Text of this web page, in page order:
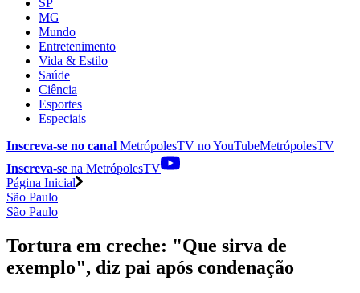
MG
Mundo
Entretenimento
Vida & Estilo
Saúde
Ciência
Esportes
Especiais
Inscreva-se no canal MetrópolesTV noYouTubeMetrópolesTV
Inscreva-se na MetrópolesTV
Página Inicial
São Paulo
São Paulo
Tortura em creche: "Que sirva de
exemplo", diz pai após condenação